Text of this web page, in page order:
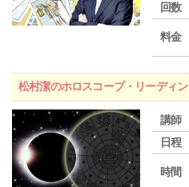
回数
料金
松村潔のホロスコープ・リーディ
講師
日程
時間